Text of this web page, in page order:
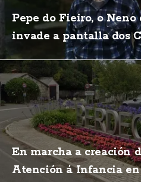
Pepe do Fieiro, o
invade a pantalla dos
En marcha a creación
Atención á Infancia en